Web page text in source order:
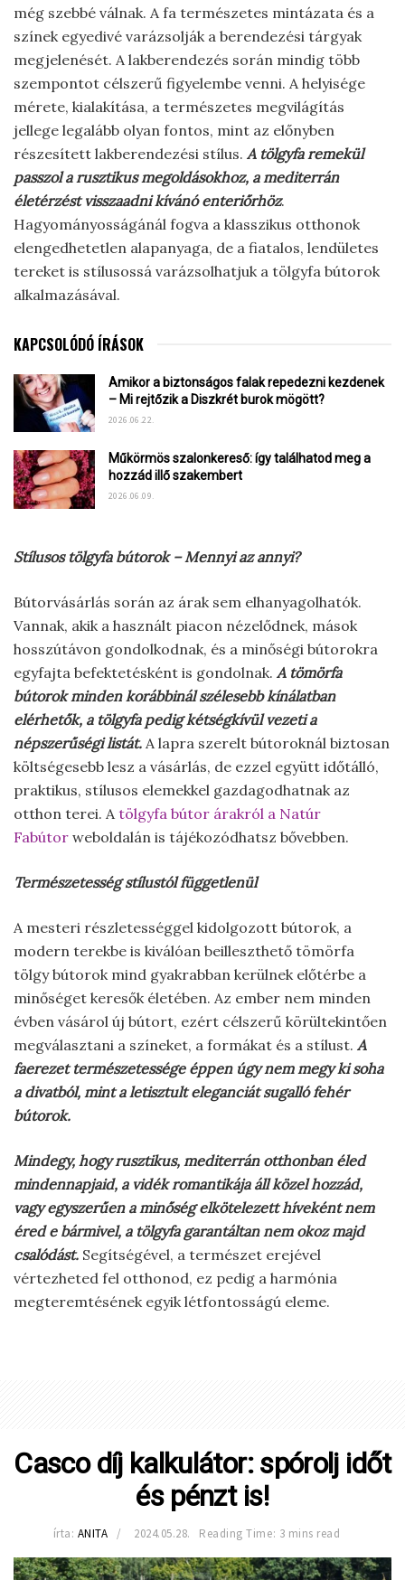
még szebbé válnak. A fa természetes mintázata és a
színek egyedivé varázsolják a berendezési tárgyak
megjelenését. A lakberendezés során mindig több
szempontot célszerű figyelembe venni. A helyisége
mérete, kialakítása, a természetes megvilágítás
jellege legalább olyan fontos, mint az előnyben
részesített lakberendezési stílus. A tölgyfa remekül
passzol a rusztikus megoldásokhoz, a mediterrán
életérzést visszaadni kívánó enteriőrhöz.
Hagyományosságánál fogva a klasszikus otthonok
elengedhetetlen alapanyaga, de a fiatalos, lendületes
tereket is stílusossá varázsolhatjuk a tölgyfa bútorok
alkalmazásával.
KAPCSOLÓDÓ ÍRÁSOK
Amikor a biztonságos falak repedezni kezdenek
– Mi rejtőzik a Diszkrét burok mögött?
2026.06.22.
Műkörmös szalonkereső: így találhatod meg a
hozzád illő szakembert
2026.06.09.
Stílusos tölgyfa bútorok – Mennyi az annyi?
Bútorvásárlás során az árak sem elhanyagolhatók.
Vannak, akik a használt piacon nézelődnek, mások
hosszútávon gondolkodnak, és a minőségi bútorokra
egyfajta befektetésként is gondolnak. A tömörfa
bútorok minden korábbinál szélesebb kínálatban
elérhetők, a tölgyfa pedig kétségkívül vezeti a
népszerűségi listát. A lapra szerelt bútoroknál biztosan
költségesebb lesz a vásárlás, de ezzel együtt időtálló,
praktikus, stílusos elemekkel gazdagodhatnak az
otthon terei. A tölgyfa bútor árakról a Natúr
Fabútor weboldalán is tájékozódhatsz bővebben.
Természetesség stílustól függetlenül
A mesteri részletességgel kidolgozott bútorok, a
modern terekbe is kiválóan beilleszthető tömörfa
tölgy bútorok mind gyakrabban kerülnek előtérbe a
minőséget keresők életében. Az ember nem minden
évben vásárol új bútort, ezért célszerű körültekintően
megválasztani a színeket, a formákat és a stílust. A
faerezet természetessége éppen úgy nem megy ki soha
a divatból, mint a letisztult eleganciát sugalló fehér
bútorok.
Mindegy, hogy rusztikus, mediterrán otthonban éled
mindennapjaid, a vidék romantikája áll közel hozzád,
vagy egyszerűen a minőség elkötelezett híveként nem
éred e bármivel, a tölgyfa garantáltan nem okoz majd
csalódást. Segítségével, a természet erejével
vértezheted fel otthonod, ez pedig a harmónia
megteremtésének egyik létfontosságú eleme.
Casco díj kalkulátor: spórolj időt
és pénzt is!
írta: ANITA 2024.05.28. Reading Time: 3 mins read